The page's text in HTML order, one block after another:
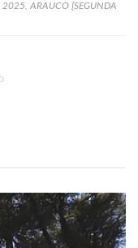
2025, ARAUCO [SEGUNDA